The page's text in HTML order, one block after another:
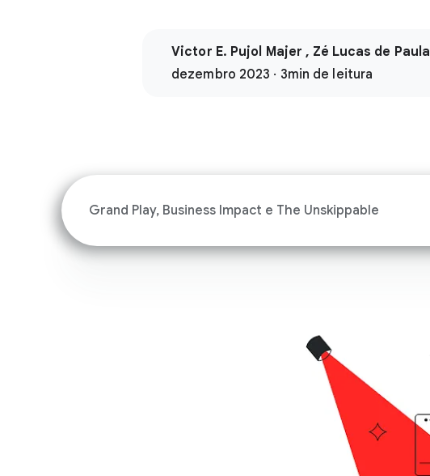
Victor E. Pujol Majer , Zé Lucas de Paula
dezembro 2023 · 3min de leitura
Grand Play, Business Impact e The Unskippable